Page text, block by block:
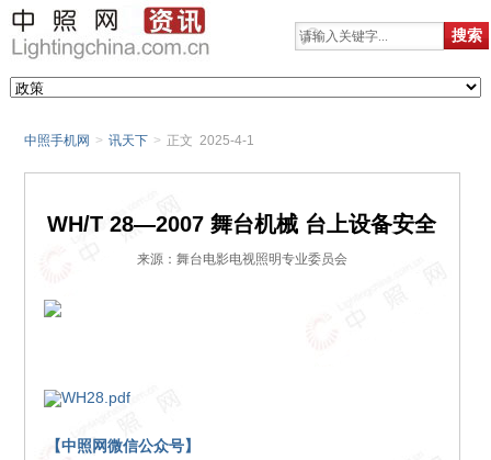
中照手机网 > 讯天下 > 正文 2025-4-1
WH/T 28—2007 舞台机械 台上设备安全
来源：舞台电影电视照明专业委员会
WH28.pdf
【中照网微信公众号】